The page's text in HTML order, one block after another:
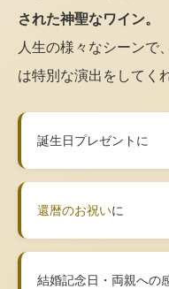
された神聖なワイン。
人生の様々なシーンで
は特別な演出をしてく
誕生日プレゼントに
還暦のお祝いに
結婚記念日・両親への